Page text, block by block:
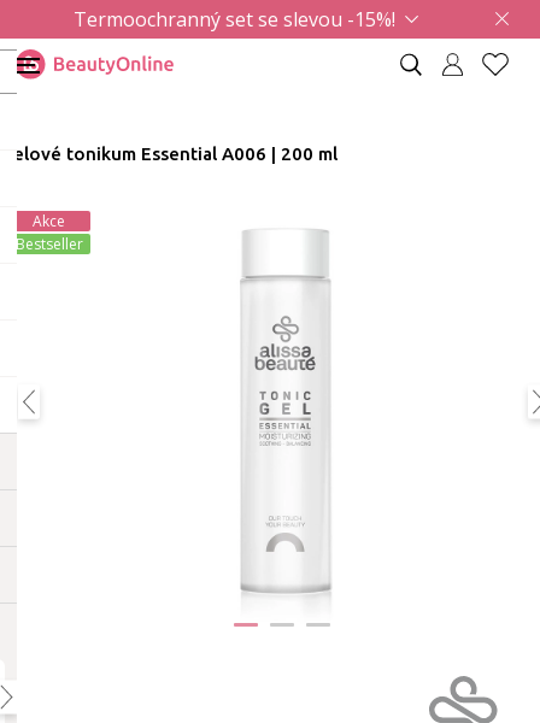
Termoochranný set se slevou -15%!
Gelové tonikum Essential A006 | 200 ml
Akce
Bestseller